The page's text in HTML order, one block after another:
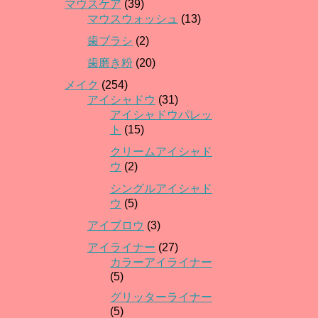
マウスケア (39)
マウスウォッシュ (13)
歯ブラシ (2)
歯磨き粉 (20)
メイク (254)
アイシャドウ (31)
アイシャドウパレッ
ト (15)
クリームアイシャド
ウ (2)
シングルアイシャド
ウ (5)
アイブロウ (3)
アイライナー (27)
カラーアイライナー
(5)
グリッターライナー
(5)